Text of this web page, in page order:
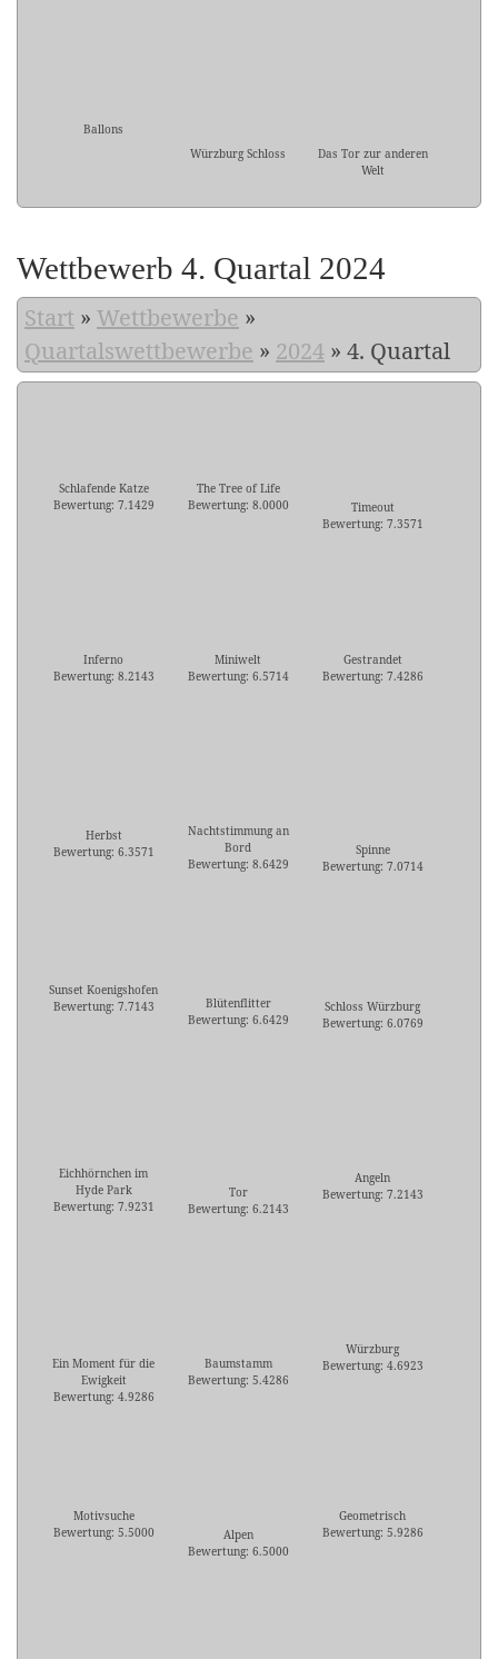
Ballons
Würzburg Schloss
Das Tor zur anderen
Welt
Wettbewerb 4. Quartal 2024
Start » Wettbewerbe »
Quartalswettbewerbe » 2024 » 4. Quartal
Schlafende Katze
Bewertung: 7.1429
The Tree of Life
Bewertung: 8.0000
Timeout
Bewertung: 7.3571
Inferno
Bewertung: 8.2143
Miniwelt
Bewertung: 6.5714
Gestrandet
Bewertung: 7.4286
Herbst
Bewertung: 6.3571
Nachtstimmung an
Bord
Bewertung: 8.6429
Spinne
Bewertung: 7.0714
Sunset Koenigshofen
Bewertung: 7.7143
Blütenflitter
Bewertung: 6.6429
Schloss Würzburg
Bewertung: 6.0769
Eichhörnchen im
Hyde Park
Bewertung: 7.9231
Tor
Bewertung: 6.2143
Angeln
Bewertung: 7.2143
Ein Moment für die
Ewigkeit
Bewertung: 4.9286
Baumstamm
Bewertung: 5.4286
Würzburg
Bewertung: 4.6923
Motivsuche
Bewertung: 5.5000
Alpen
Bewertung: 6.5000
Geometrisch
Bewertung: 5.9286